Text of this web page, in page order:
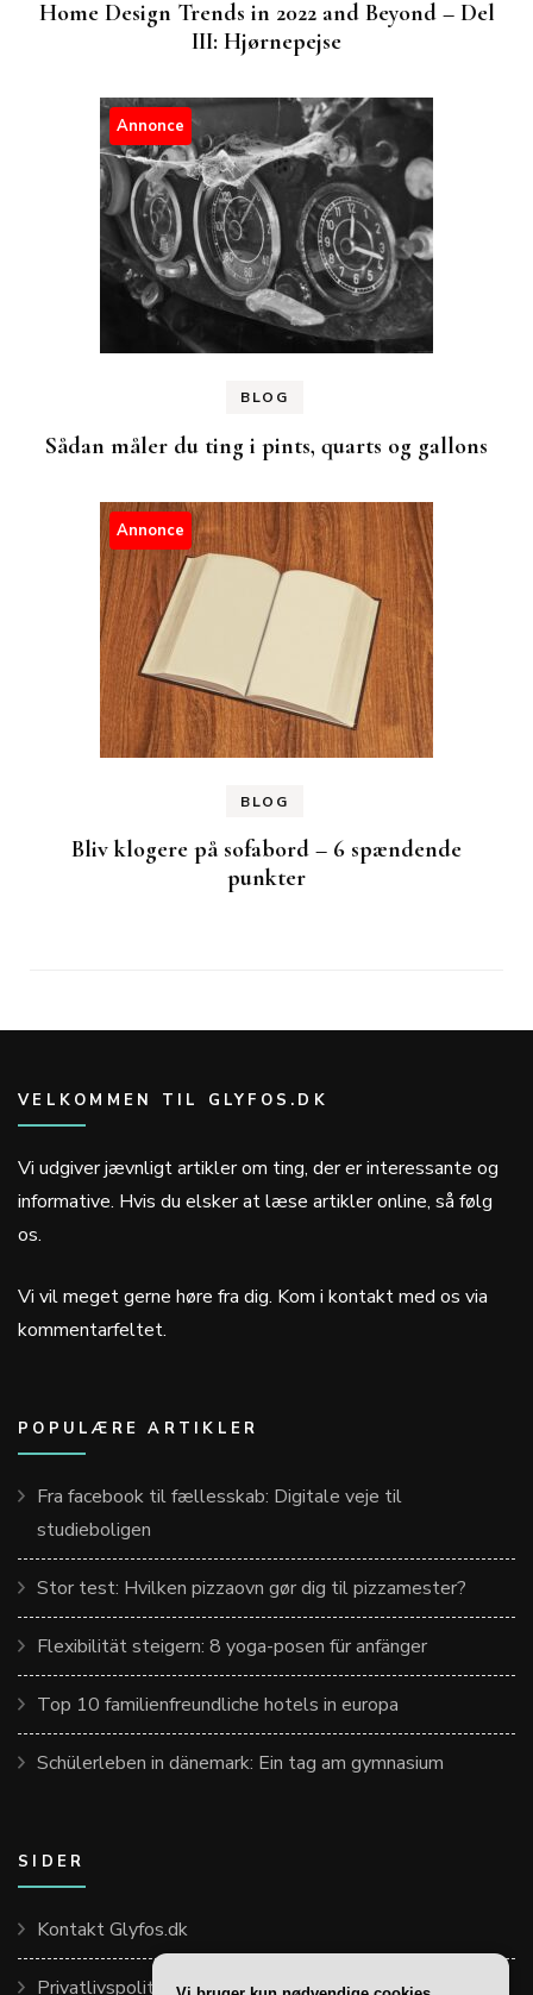
Home Design Trends in 2022 and Beyond – Del
III: Hjørnepejse
Annonce
BLOG
Sådan måler du ting i pints, quarts og gallons
Annonce
BLOG
Bliv klogere på sofabord – 6 spændende
punkter
VELKOMMEN TIL GLYFOS.DK
Vi udgiver jævnligt artikler om ting, der er interessante og
informative. Hvis du elsker at læse artikler online, så følg
os.
Vi vil meget gerne høre fra dig. Kom i kontakt med os via
kommentarfeltet.
POPULÆRE ARTIKLER
Fra facebook til fællesskab: Digitale veje til
studieboligen
Stor test: Hvilken pizzaovn gør dig til pizzamester?
Flexibilität steigern: 8 yoga-posen für anfänger
Top 10 familienfreundliche hotels in europa
Schülerleben in dänemark: Ein tag am gymnasium
SIDER
Kontakt Glyfos.dk
Privatlivspolitik